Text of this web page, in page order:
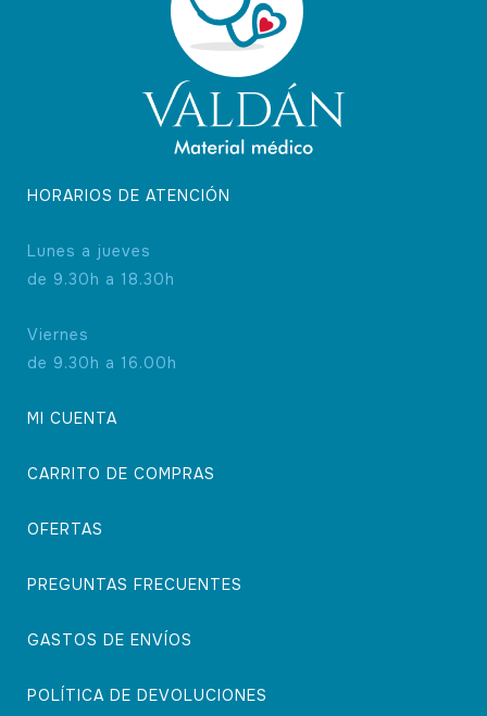
HORARIOS DE ATENCIÓN
Lunes a jueves
de 9.30h a 18.30h
Viernes
de 9.30h a 16.00h
MI CUENTA
CARRITO DE COMPRAS
OFERTAS
PREGUNTAS FRECUENTES
GASTOS DE ENVÍOS
POLÍTICA DE DEVOLUCIONES